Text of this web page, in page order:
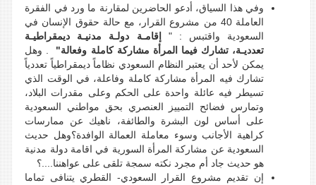
وفي هذا السياق، أدعو الحاضرين لمقارنة ما ورد في الفقرة
العاملة 40 من مشروع القرار، مع حالة حقوق الإنسان في
السعودية واقتبس : "
إقامـة دولـة مدنيـة ديمقراطيـة
تعدديـة، تشارك فيما المرأة مشاركة كاملة وفعالة" . وهل
يمكن لأحد أن يعتبر النظام السعودي نظاماً ديمقراطياً تعددياً
تشارك فيه المرأة مشاركة كاملة وفاعلة، في الوقت الذي
تسيطر فيه عائلة واحدة على الحكم وعلى مقدرات البلاد،
وتمارس فضائح التمييز العنصري بحق مواطني السعودية
على أساس لون البشرة والطائفة، ناهيك عن ممارسات
كراهية الأجانب وسوء معاملة العمالة الوافدة؟وهل حديث
السعودية عن مشاركة المرأة السورية في اقامة دولة مدنية
هو حديث جاد أم مجرد نكته سمجة تلقى على عواهننا....؟
إن تقديم مشروع القرار السعودي- القطري يتنافى تماما